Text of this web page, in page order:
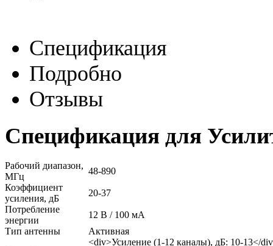
Спецификация
Подробно
Отзывы
Спецификация для
Рабочий диапазон,
МГц
48-890
Коэффициент
усиления, дБ
20-37
Потребление
энергии
12 В / 100 мА
Тип антенны
Активная
<div>Усиление (1-12 каналы), дБ: 10-13</